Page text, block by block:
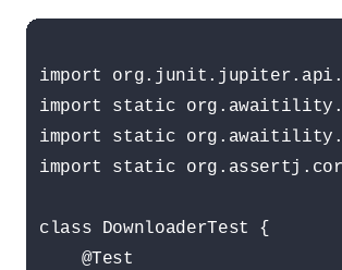
import
import static
import static
import static
class DownloaderTest {
    @Test